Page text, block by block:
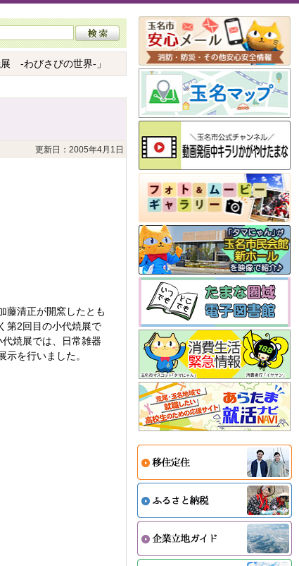
-わびさびの世界-」
更新日：2005年4月1日
藤清正が開窯したとも
第2回目の小代焼展で
焼展では、日常雑器
を行いました。